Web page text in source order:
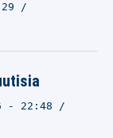
- 22:48